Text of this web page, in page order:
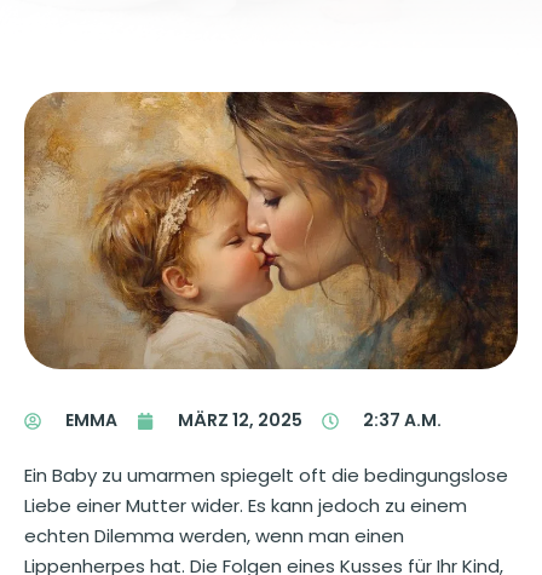
EMMA MÄRZ 12, 2025 2:37 A.M.
Ein Baby zu umarmen spiegelt oft die bedingungslose
Liebe einer Mutter wider. Es kann jedoch zu einem
echten Dilemma werden, wenn man einen
Lippenherpes hat. Die Folgen eines Kusses für Ihr Kind,